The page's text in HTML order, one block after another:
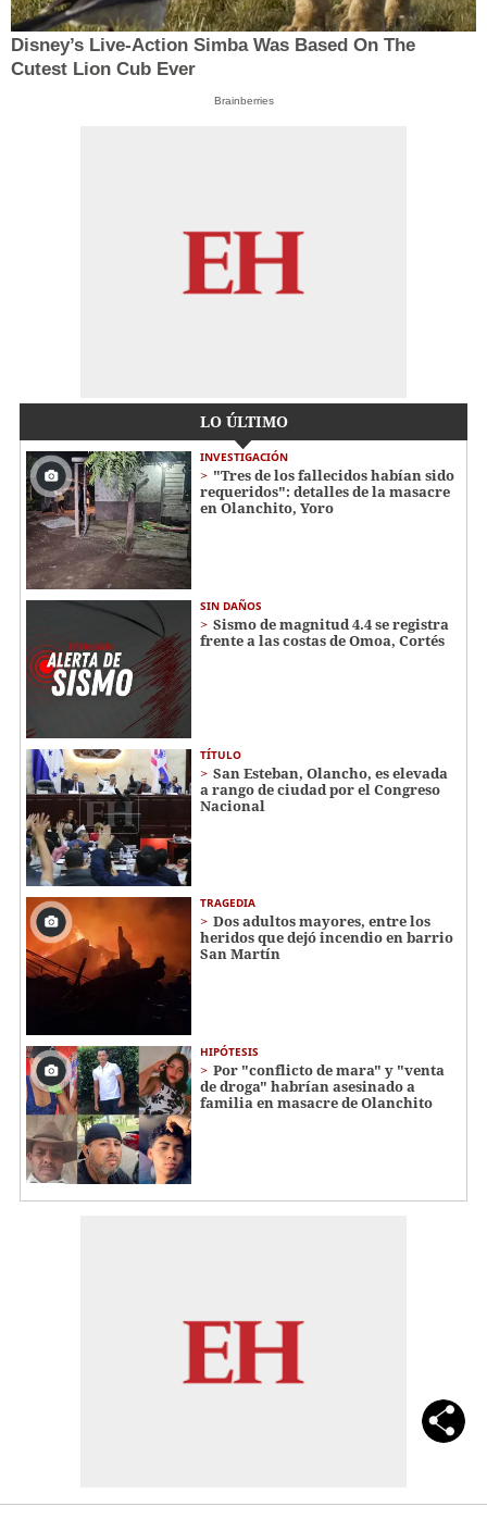
Disney’s Live-Action Simba Was Based On The
Cutest Lion Cub Ever
Brainberries
LO ÚLTIMO
INVESTIGACIÓN
"Tres de los fallecidos habían sido
requeridos": detalles de la masacre
en Olanchito, Yoro
SIN DAÑOS
Sismo de magnitud 4.4 se registra
frente a las costas de Omoa, Cortés
TÍTULO
San Esteban, Olancho, es elevada
a rango de ciudad por el Congreso
Nacional
TRAGEDIA
Dos adultos mayores, entre los
heridos que dejó incendio en barrio
San Martín
HIPÓTESIS
Por "conflicto de mara" y "venta
de droga" habrían asesinado a
familia en masacre de Olanchito